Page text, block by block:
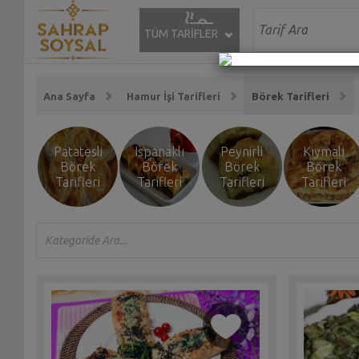
TÜM TARİFLER
Ana Sayfa Hamur İşi Tarifleri Börek Tarifleri
Patatesli
Börek
Tarifleri
Ispanaklı
Börek
Tarifleri
Peynirli
Börek
Tarifleri
Kıymalı
Börek
Tarifleri